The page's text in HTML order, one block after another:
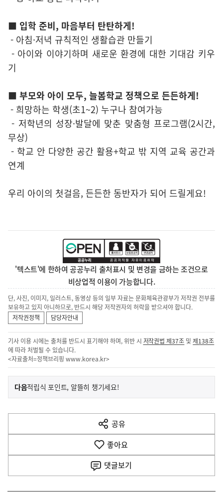
■ 입학 준비, 마음부터 탄탄하게!
- 아침·저녁 규칙적인 생활습관 만들기
- 아이와 이야기하며 새로운 환경에 대한 기대감 키우
기
■ 부모와 아이 모두, 늘봄학교 정책으로 든든하게!
- 희망하는 학생(초1~2) 누구나 참여가능
- 저학년의 성장·발달에 맞춘 맞춤형 프로그램(2시간,
무상)
- 학교 안 다양한 공간 활용+학교 밖 지역 교육 공간과
연계
우리 아이의 첫걸음, 든든한 동반자가 되어 드릴게요!
'텍스트'에 한하여 공공누리 출처표시 및 변경을 금하는 조건으로
비상업적 이용이 가능합니다.
단, 사진, 이미지, 일러스트, 동영상 등의 일부 자료는 문화체육관광부가 저작권 전부를
보유하고 있지 아니하므로, 반드시 해당 저작권자의 허락을 받으셔야 합니다.
저작권정책
담당자안내
기사 이용 시에는 출처를 반드시 표기해야 하며, 위반 시 저작권법 제37조 및제138조
에 따라 처벌될 수 있습니다.
<자료출처=정책브리핑 www.korea.kr>
이
전
다
음
다음기
적립식 포인트, 알뜰히 챙기세요!
공유
열
기
좋아요
댓글보기